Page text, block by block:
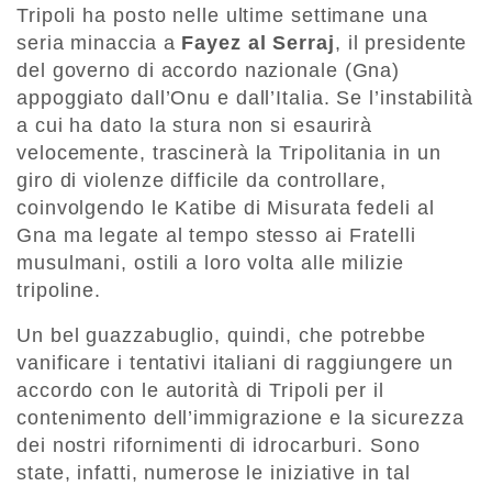
Tripoli ha posto nelle ultime settimane una
seria minaccia a Fayez al Serraj, il presidente
del governo di accordo nazionale (Gna)
appoggiato dall’Onu e dall’Italia. Se l’instabilità
a cui ha dato la stura non si esaurirà
velocemente, trascinerà la Tripolitania in un
giro di violenze difficile da controllare,
coinvolgendo le Katibe di Misurata fedeli al
Gna ma legate al tempo stesso ai Fratelli
musulmani, ostili a loro volta alle milizie
tripoline.
Un bel guazzabuglio, quindi, che potrebbe
vanificare i tentativi italiani di raggiungere un
accordo con le autorità di Tripoli per il
contenimento dell’immigrazione e la sicurezza
dei nostri rifornimenti di idrocarburi. Sono
state, infatti, numerose le iniziative in tal